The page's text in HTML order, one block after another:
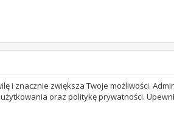
i znacznie zwiększa Twoje możliwości.
oraz politykę prywatności.